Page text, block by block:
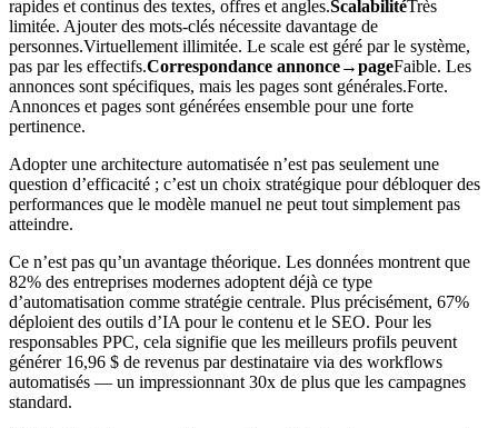
rapides et continus des textes, offres et angles.ScalabilitéTrès
limitée. Ajouter des mots-clés nécessite davantage de
personnes.Virtuellement illimitée. Le scale est géré par le système,
pas par les effectifs.Correspondance annonce→pageFaible. Les
annonces sont spécifiques, mais les pages sont générales.Forte.
Annonces et pages sont générées ensemble pour une forte
pertinence.
Adopter une architecture automatisée n’est pas seulement une
question d’efficacité ; c’est un choix stratégique pour débloquer des
performances que le modèle manuel ne peut tout simplement pas
atteindre.
Ce n’est pas qu’un avantage théorique. Les données montrent que
82% des entreprises modernes adoptent déjà ce type
d’automatisation comme stratégie centrale. Plus précisément, 67%
déploient des outils d’IA pour le contenu et le SEO. Pour les
responsables PPC, cela signifie que les meilleurs profils peuvent
générer 16,96 $ de revenus par destinataire via des workflows
automatisés — un impressionnant 30x de plus que les campagnes
standard.